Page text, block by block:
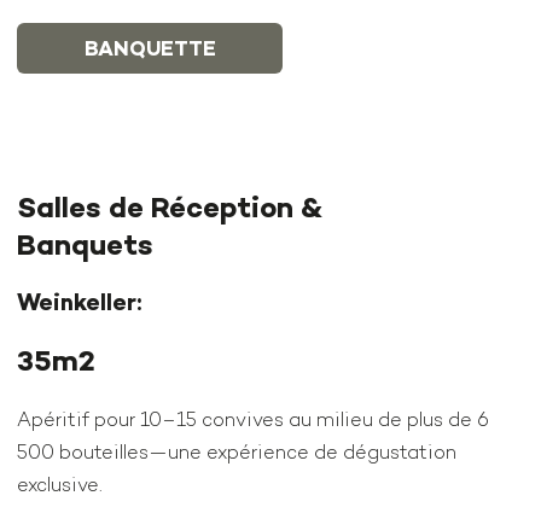
BANQUETTE
Salles de Réception &
Banquets
Weinkeller:
35m2
Apéritif pour 10–15 convives au milieu de plus de 6
500 bouteilles—une expérience de dégustation
exclusive.